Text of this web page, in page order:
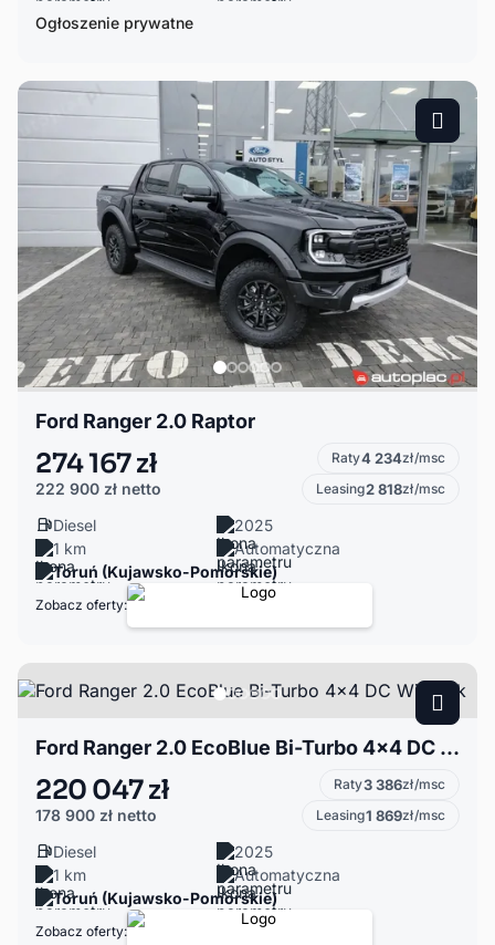
Ogłoszenie prywatne
Ford Ranger 2.0 Raptor
274 167 zł
222 900 zł netto
Raty4 234zł/msc
Leasing2 818zł/msc
Diesel
2025
1 km
Automatyczna
Toruń (Kujawsko-Pomorskie)
Zobacz oferty:
Ford Ranger 2.0 EcoBlue Bi-Turbo 4x4 DC Wildtrak
220 047 zł
178 900 zł netto
Raty3 386zł/msc
Leasing1 869zł/msc
Diesel
2025
1 km
Automatyczna
Toruń (Kujawsko-Pomorskie)
Zobacz oferty: